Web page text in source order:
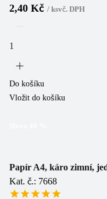
2,40 Kč / ksvč. DPH
Do košíku
Vložit do košíku
Papír A4, káro zimní,
Kat. č.: 7668